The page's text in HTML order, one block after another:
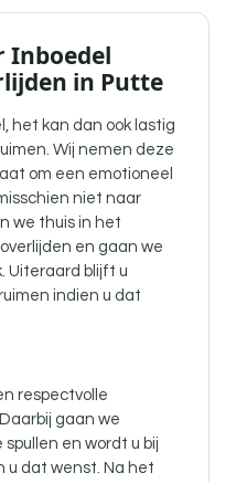
Inboedel
in Putte
het kan dan ook lastig
Wij nemen deze
om een emotioneel
niet naar
we thuis in het
en gaan we
Uiteraard blijft u
indien u dat
respectvolle
gaan we
en wordt u bij
u dat wenst. Na het